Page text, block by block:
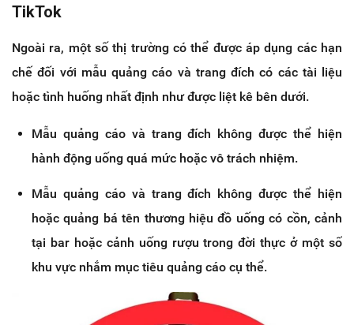
TikTok
Ngoài ra, một số thị trường có thể được áp dụng các hạn
chế đối với mẫu quảng cáo và trang đích có các tài liệu
hoặc tình huống nhất định như được liệt kê bên dưới.
Mẫu quảng cáo và trang đích không được thể hiện
hành động uống quá mức hoặc vô trách nhiệm.
Mẫu quảng cáo và trang đích không được thể hiện
hoặc quảng bá tên thương hiệu đồ uống có cồn, cảnh
tại bar hoặc cảnh uống rượu trong đời thực ở một số
khu vực nhắm mục tiêu quảng cáo cụ thể.